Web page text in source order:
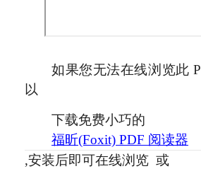
如果您无法在线浏览此
以
下载免费小巧的
福昕(Foxit) PDF 阅读器
,安装后即可在线浏览 或